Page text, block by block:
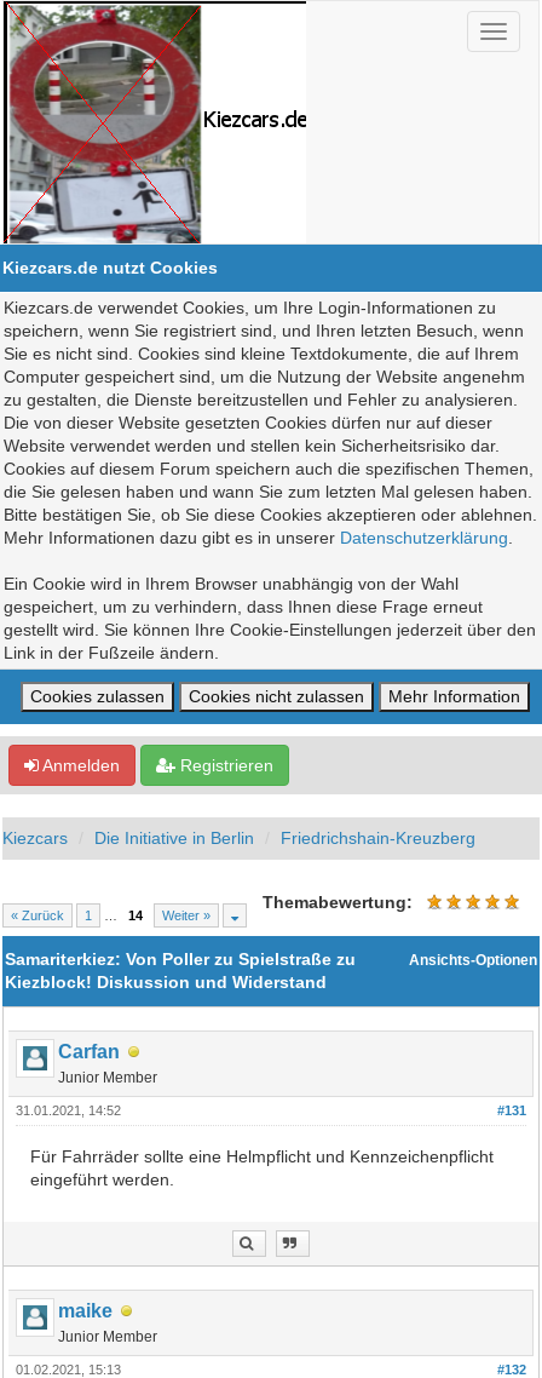
Kiezcars.de nutzt Cookies
Kiezcars.de verwendet Cookies, um Ihre Login-Informationen zu
speichern, wenn Sie registriert sind, und Ihren letzten Besuch, wenn
Sie es nicht sind. Cookies sind kleine Textdokumente, die auf Ihrem
Computer gespeichert sind, um die Nutzung der Website angenehm
zu gestalten, die Dienste bereitzustellen und Fehler zu analysieren.
Die von dieser Website gesetzten Cookies dürfen nur auf dieser
Website verwendet werden und stellen kein Sicherheitsrisiko dar.
Cookies auf diesem Forum speichern auch die spezifischen Themen,
die Sie gelesen haben und wann Sie zum letzten Mal gelesen haben.
Bitte bestätigen Sie, ob Sie diese Cookies akzeptieren oder ablehnen.
Mehr Informationen dazu gibt es in unserer Datenschutzerklärung
Ein Cookie wird in Ihrem Browser unabhängig von der Wahl
gespeichert, um zu verhindern, dass Ihnen diese Frage erneut
gestellt wird. Sie können Ihre Cookie-Einstellungen jederzeit über den
Link in der Fußzeile ändern.
Anmelden Registrieren
Kiezcars Die Initiative in Berlin Friedrichshain-Kreuzberg
« Zurück 1 14 Weiter »
Themabewertung:
Ansichts-Optionen
Samariterkiez: Von Poller zu Spielstraße zu
Kiezblock! Diskussion und Widerstand
Carfan
Junior Member
#131
31.01.2021, 14:52
Für Fahrräder sollte eine Helmpflicht und Kennzeichenpflicht
eingeführt werden.
maike
Junior Member
#132
01.02.2021, 15:13